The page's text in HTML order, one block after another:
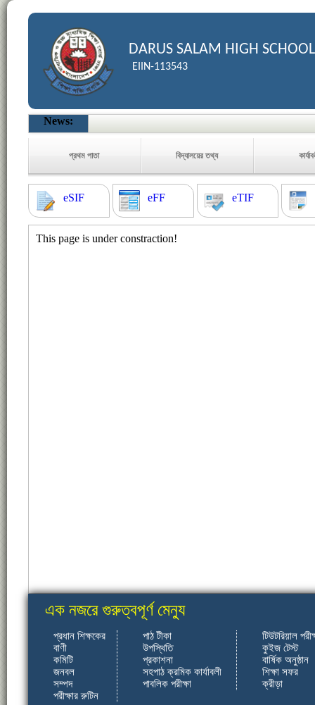
DARUS SALAM HIGH SCHOOL
EIIN-113543
News:
প্রথম পাতা বিদ্যালয়ের তথ্য
eSIF eFF eTIF
This page is under constraction!
এক নজরে গুরুত্বপূর্ণ মেন্যু
প্রধান শিক্ষকের
বাণী
কমিটি
জনবল
সম্পদ
পরীক্ষার রুটিন
পাঠ টীকা
উপস্থিতি
প্রকাশনা
সহপাঠ ক্রমিক কার্যাবলী
পাবলিক পরীক্ষা
টিউটরিয়াল
কুইজ টেস্ট
বার্ষিক অনুষ্ঠান
শিক্ষা সফর
ক্রীড়া